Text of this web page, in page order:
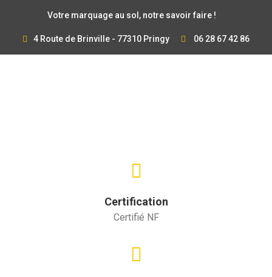
Votre marquage au sol, notre savoir faire !
4 Route de Brinville - 77310 Pringy 06 28 67 42 86
Certification
Certifié NF